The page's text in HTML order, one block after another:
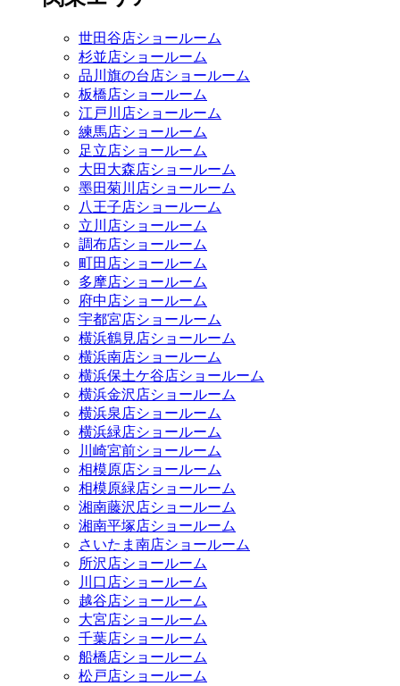
世田谷店ショールーム
杉並店ショールーム
品川旗の台店ショールーム
板橋店ショールーム
江戸川店ショールーム
練馬店ショールーム
足立店ショールーム
大田大森店ショールーム
墨田菊川店ショールーム
八王子店ショールーム
立川店ショールーム
調布店ショールーム
町田店ショールーム
多摩店ショールーム
府中店ショールーム
宇都宮店ショールーム
横浜鶴見店ショールーム
横浜南店ショールーム
横浜保土ケ谷店ショールーム
横浜金沢店ショールーム
横浜泉店ショールーム
横浜緑店ショールーム
川崎宮前ショールーム
相模原店ショールーム
相模原緑店ショールーム
湘南藤沢店ショールーム
湘南平塚店ショールーム
さいたま南店ショールーム
所沢店ショールーム
川口店ショールーム
越谷店ショールーム
大宮店ショールーム
千葉店ショールーム
船橋店ショールーム
松戸店ショールーム